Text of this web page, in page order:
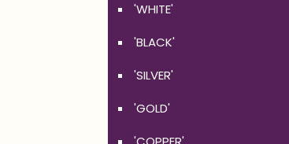
'WHITE'
'BLACK'
'SILVER'
'GOLD'